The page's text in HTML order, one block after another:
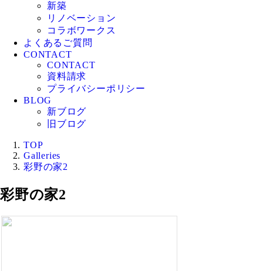
新築
リノベーション
コラボワークス
よくあるご質問
CONTACT
CONTACT
資料請求
プライバシーポリシー
BLOG
新ブログ
旧ブログ
TOP
Galleries
彩野の家2
彩野の家2